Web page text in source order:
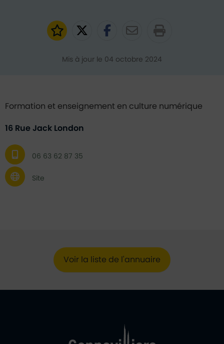
Ajouter aux favoris
Partager sur Twitter
Partager sur
Partager par
Mis à jour le 04 octobre 2024
Formation et enseignement en culture numérique
16 Rue Jack London
06 63 62 87 35
Site
Voir la liste de l'annuaire